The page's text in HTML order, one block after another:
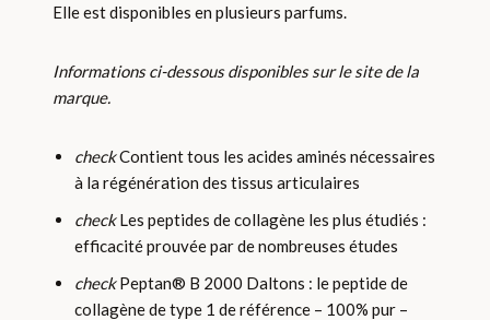
Elle est disponibles en plusieurs parfums.
Informations ci-dessous disponibles sur le site de la
marque.
checkContient tous les acides aminés nécessaires
à la régénération des tissus articulaires
checkLes peptides de collagène les plus étudiés :
efficacité prouvée par de nombreuses études
checkPeptan® B 2000 Daltons : le peptide de
collagène de type 1 de référence – 100% pur –